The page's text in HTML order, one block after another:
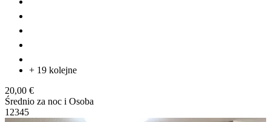
+ 19 kolejne
20,00 €
Średnio za noc i Osoba
1 2345